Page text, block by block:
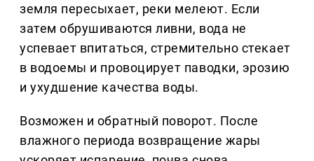
земля пересыхает, реки мелеют. Если
затем обрушиваются ливни, вода не
успевает впитаться, стремительно стекает
в водоемы и провоцирует паводки, эрозию
и ухудшение качества воды.
Возможен и обратный поворот. После
влажного периода возвращение жары